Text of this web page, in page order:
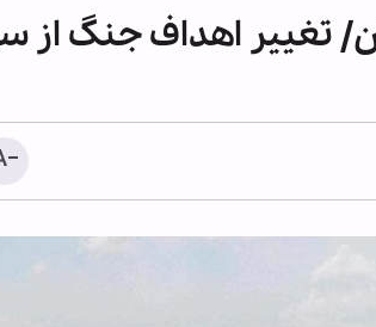
تغییر اهداف جنگ از
شیخ علی
از ناکامی